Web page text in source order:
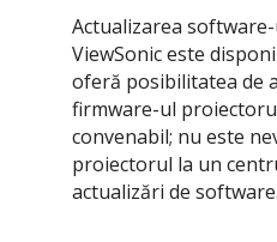
Actualizarea
ViewSonic este
oferă posibilitatea de
firmware-ul
convenabil; nu este
proiectorul la un
actualizări de software.